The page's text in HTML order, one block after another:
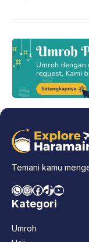
Temani kamu
WhatsApp
Instagram
Facebook
TikTok
YouTube
Kategori
Umroh